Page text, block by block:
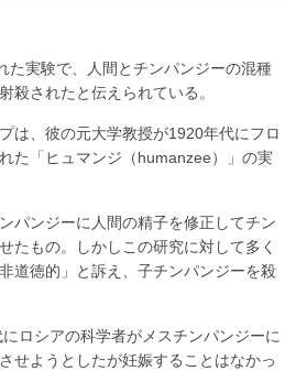
た実験で、人間とチンパンジーの混種
殺されたと伝えられている。
は、彼の元大学教授が1920年代にフロ
た「ヒュマンジ（humanzee）」の実
パンジーに人間の精子を修正してチン
たもの。しかしこの研究に対して多く
道徳的」と訴え、子チンパンジーを殺
ロシアの科学者がメスチンパンジーに
せようとしたが妊娠することはなかっ